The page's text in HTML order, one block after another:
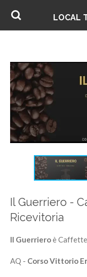
Vai
LOCAL
Il Guerriero -
Ricevitoria
Il Guerrieroè
AQ - Corso Vittorio